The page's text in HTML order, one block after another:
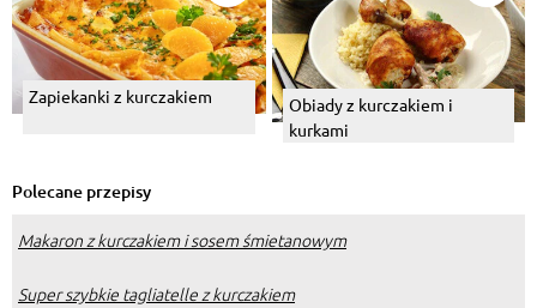
Zapiekanki z kurczakiem
Obiady z kurczakiem i
kurkami
Polecane przepisy
Makaron z kurczakiem i sosem śmietanowym
Super szybkie tagliatelle z kurczakiem